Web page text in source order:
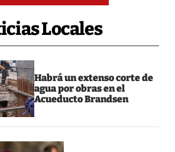
Locales
Habrá un extenso corte de
agua por obras en el
Acueducto Brandsen